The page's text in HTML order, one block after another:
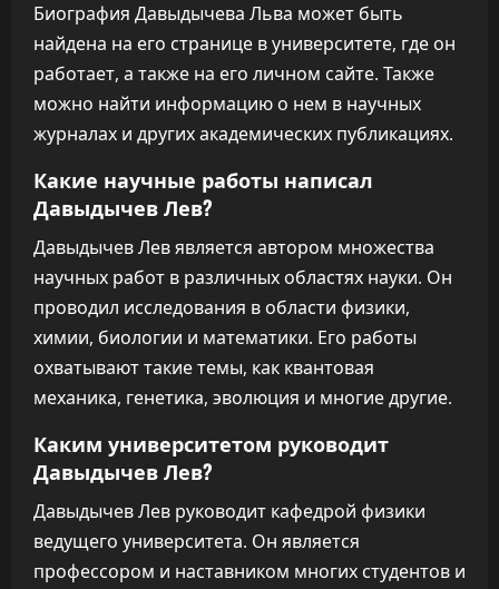
Биография Давыдычева Льва может быть
найдена на его странице в университете, где он
работает, а также на его личном сайте. Также
можно найти информацию о нем в научных
журналах и других академических публикациях.
Какие научные работы написал
Давыдычев Лев?
Давыдычев Лев является автором множества
научных работ в различных областях науки. Он
проводил исследования в области физики,
химии, биологии и математики. Его работы
охватывают такие темы, как квантовая
механика, генетика, эволюция и многие другие.
Каким университетом руководит
Давыдычев Лев?
Давыдычев Лев руководит кафедрой физики
ведущего университета. Он является
профессором и наставником многих студентов и